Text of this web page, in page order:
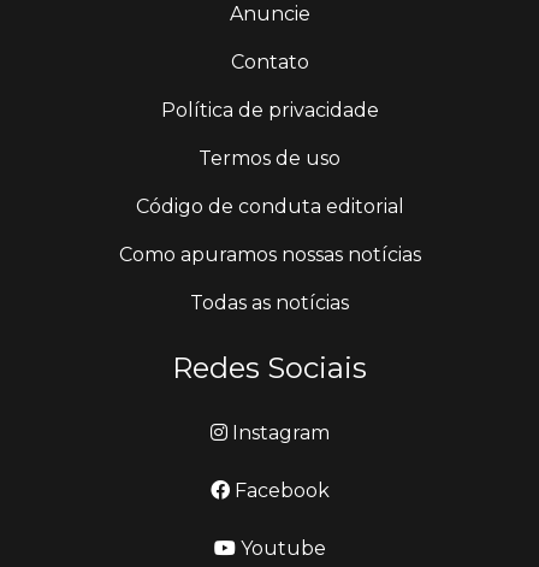
Anuncie
Contato
Política de privacidade
Termos de uso
Código de conduta editorial
Como apuramos nossas notícias
Todas as notícias
Redes Sociais
Instagram
Facebook
Youtube